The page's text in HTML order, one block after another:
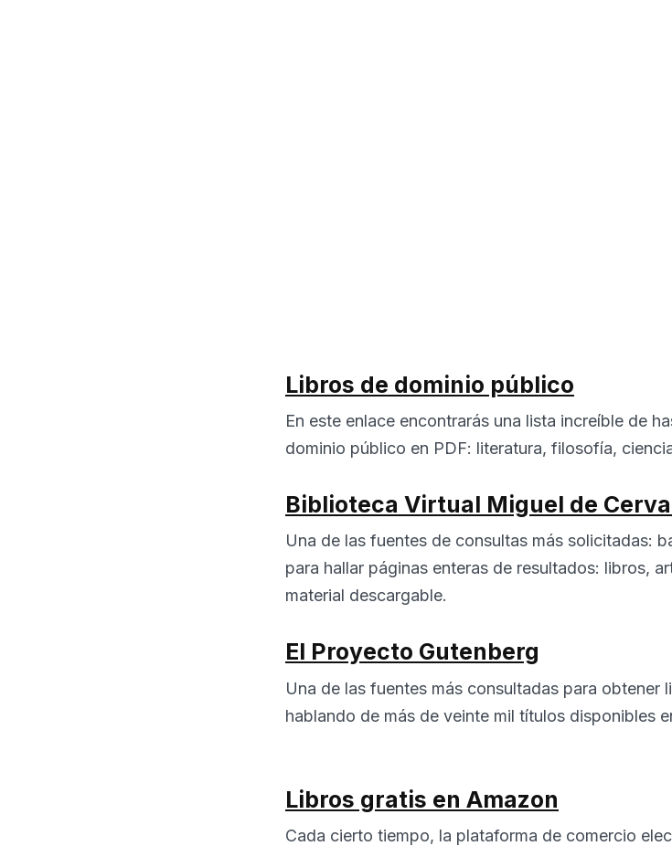
Libros de dominio público
En este enlace encontrarás una lista increíble de
dominio público en PDF: literatura, filosofía,
Biblioteca Virtual Miguel de
Una de las fuentes de consultas más solicitadas:
para hallar páginas enteras de resultados: libros,
material descargable.
El Proyecto Gutenberg
Una de las fuentes más consultadas para obtener
hablando de más de veinte mil títulos disponibles
Libros gratis en Amazon
Cada cierto tiempo, la plataforma de comercio